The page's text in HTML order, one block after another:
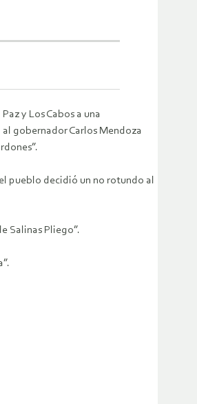
y Los Cabos a una
gobernador Carlos Mendoza
pueblo decidió un no rotundo al
Salinas Pliego”.